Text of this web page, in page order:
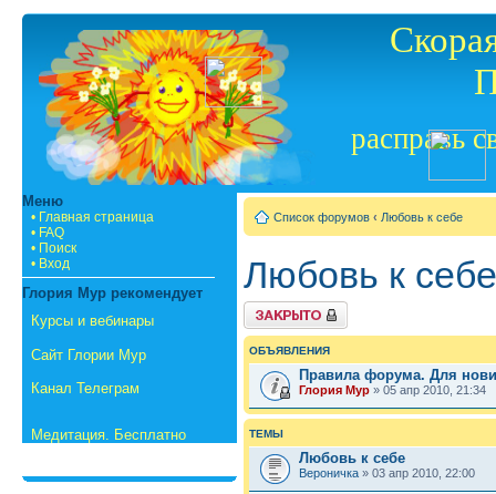
расправь
Меню
• Главная страница
• FAQ
• Поиск
• Вход
Глория Мур рекомендует
Курсы и вебинары
Сайт Глории Мур
Канал Телеграм
Медитация. Бесплатно
Список форумов ‹ Любовь к себе
Любовь к себе
Форум закрыт
ОБЪЯВЛЕНИЯ
Правила форума. Для
Глория Мур » 05 апр 2010, 21:34
ТЕМЫ
Любовь к себе
Вероничка » 03 апр 2010, 22:00